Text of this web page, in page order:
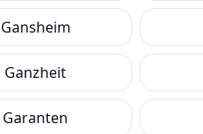
Gansheim
Ganzheit
Garanten